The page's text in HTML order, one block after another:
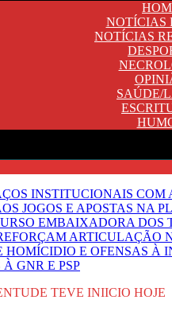
NOTÍCIAS
NOTÍCIAS
SAÚDE/
INSTITUCIONAIS COM
JOGOS E APOSTAS NA
EMBAIXADORA
ARTICULAÇÃO
HOMÍCIDIO E OFENSAS À
GNR E PSP
TEVE INIICIO HOJE